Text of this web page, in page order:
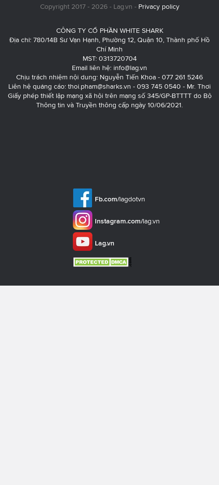
Copyright 2017 - 2026 - Lag.vn - Privacy policy
CÔNG TY CỔ PHẦN WHITE SHARK
Địa chỉ: 780/14B Sư Vạn Hạnh, Phường 12, Quận 10, Thành phố Hồ
Chí Minh
MST: 0313720704
Email liên hệ: info@lag.vn
Chịu trách nhiệm nội dung: Nguyễn Tiến Khoa - 077 261 5246
Liên hệ quảng cáo: thoi.pham@sharks.vn - 093 745 0540 - Mr. Thơi
Giấy phép thiết lập mạng xã hội trên mạng số 345/GP-BTTTT do Bộ
Thông tin và Truyền thông cấp ngày 10/06/2021.
Fb.com/lagdotvn
Instagram.com/lag.vn
Lag.vn